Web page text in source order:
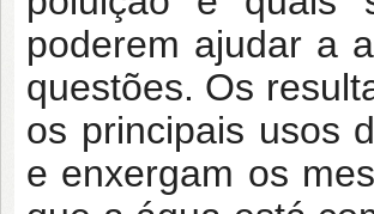
poderem ajudar a
questões. Os
os principais usos
e enxergam os